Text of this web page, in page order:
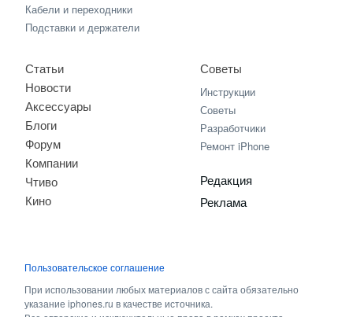
Кабели и переходники
Подставки и держатели
Статьи
Новости
Аксессуары
Блоги
Форум
Компании
Чтиво
Кино
Советы
Инструкции
Советы
Разработчики
Ремонт iPhone
Редакция
Реклама
Пользовательское соглашение
При использовании любых материалов с сайта обязательно
указание iphones.ru в качестве источника.